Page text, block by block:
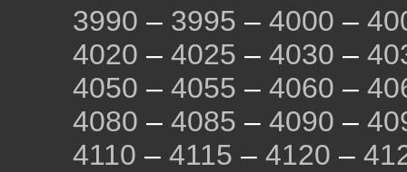
3990 – 3995 – 4000 –
4020 – 4025 – 4030 –
4050 – 4055 – 4060 –
4080 – 4085 – 4090 –
4110 – 4115 – 4120 –